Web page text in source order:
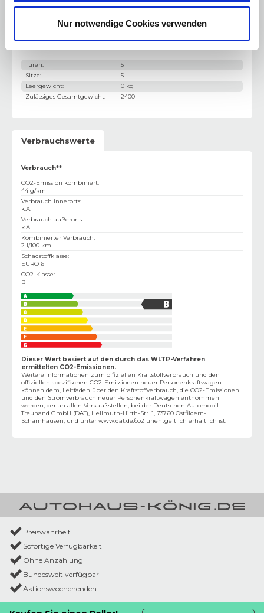
Nur notwendige Cookies verwenden
Kraftstoff:
Hybrid-Benzin
Automatik
Türen:
5
Sitze:
5
Leergewicht:
0 kg
Zulässiges Gesamtgewicht: 2400
Verbrauchswerte
Verbrauch**
CO2-Emission kombiniert:
44 g/km
Verbrauch innerorts:
k.A.
Verbrauch außerorts:
k.A.
Kombinierter Verbrauch:
2 l/100 km
Schadstoffklasse:
EURO 6
CO2-Klasse:
B
Dieser Wert basiert auf den durch das WLTP-Verfahren
ermittelten CO2-Emissionen.
Weitere Informationen zum offiziellen Kraftstoffverbrauch und den
offiziellen spezifischen CO2-Emissionen neuer Personenkraftwagen
können dem‚ Leitfaden über den Kraftstoffverbrauch, die CO2-Emissionen
und den Stromverbrauch neuer Personenkraftwagen entnommen
werden, der an allen Verkaufsstellen, bei der Deutschen Automobil
Treuhand GmbH (DAT), Hellmuth-Hirth-Str. 1, 73760 Ostfildern-
Scharnhausen, und unter www.dat.de/co2 unentgeltlich erhältlich ist.
Preiswahrheit
Sofortige Verfügbarkeit
Ohne Anzahlung
Bundesweit verfügbar
Aktionswochenenden